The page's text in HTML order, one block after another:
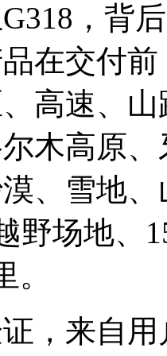
，背
在交付
、高速、
木高原
、雪地
野场地、
，来自